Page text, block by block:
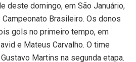
deste domingo, em São Januário,
Brasileiro. Os donos
gols no primeiro tempo, em
e Mateus Carvalho. O time
Martins na segunda etapa.